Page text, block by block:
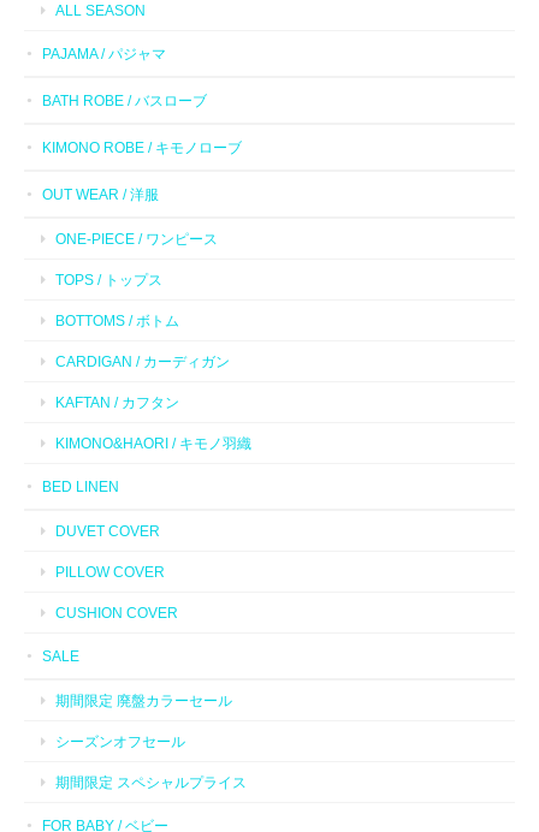
ALL SEASON
PAJAMA / パジャマ
BATH ROBE / バスローブ
KIMONO ROBE / キモノローブ
OUT WEAR / 洋服
ONE-PIECE / ワンピース
TOPS / トップス
BOTTOMS / ボトム
CARDIGAN / カーディガン
KAFTAN / カフタン
KIMONO&HAORI / キモノ羽織
BED LINEN
DUVET COVER
PILLOW COVER
CUSHION COVER
SALE
期間限定 廃盤カラーセール
シーズンオフセール
期間限定 スペシャルプライス
FOR BABY / ベビー